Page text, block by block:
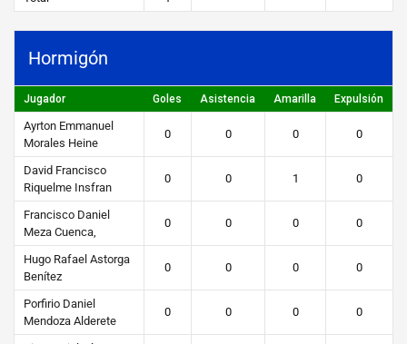
Hormigón
Jugador Goles Asistencia Amarilla Expulsión
Ayrton Emmanuel
Morales Heine
0 0 0 0
David Francisco
Riquelme Insfran
0 0 1 0
Francisco Daniel
Meza Cuenca,
0 0 0 0
Hugo Rafael Astorga
Benítez
0 0 0 0
Porfirio Daniel
Mendoza Alderete
0 0 0 0